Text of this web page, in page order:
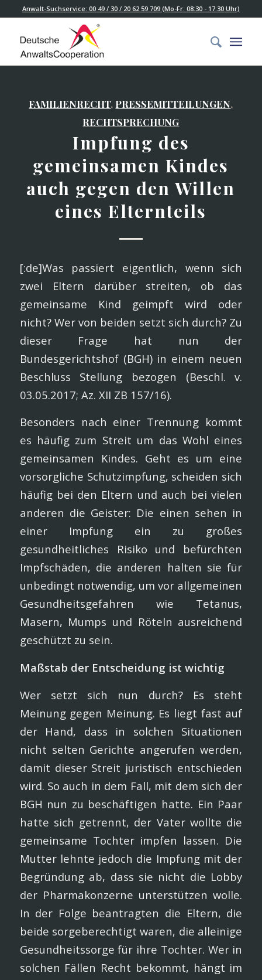
Anwalt-Suchservice: 00 49 / 30 / 20 62 59 709 (Mo-Fr: 08:30 - 17:30 Uhr)
FAMILIENRECHT, PRESSEMITTEILUNGEN,
RECHTSPRECHUNG
Impfung des
gemeinsamen Kindes
auch gegen den Willen
eines Elternteils
[:de]Was passiert eigentlich, wenn sich
zwei Eltern darüber streiten, ob das
gemeinsame Kind geimpft wird oder
nicht? Wer von beiden setzt sich durch? Zu
dieser Frage hat nun der
Bundesgerichtshof (BGH) in einem neuen
Beschluss Stellung bezogen (Beschl. v.
03.05.2017; Az. XII ZB 157/16).
Besonders nach einer Trennung kommt
es häufig zum Streit um das Wohl eines
gemeinsamen Kindes. Geht es um eine
vorsorgliche Schutzimpfung, scheiden sich
häufig bei den Eltern und auch bei vielen
anderen die Geister: Die einen sehen in
einer Impfung ein zu großes
gesundheitliches Risiko und befürchten
Impfschäden, die anderen halten sie für
unbedingt notwendig, um vor allgemeinen
Gesundheitsgefahren wie Tetanus,
Masern, Mumps und Röteln ausreichend
geschützt zu sein.
Maßstab der Entscheidung ist wichtig
Wer setzt sich nun durch? Es steht
Meinung gegen Meinung. Es liegt fast auf
der Hand, dass in solchen Situationen
nicht selten Gerichte angerufen werden,
damit dieser Streit juristisch entschieden
wird. So auch in dem Fall, mit dem sich der
BGH nun zu beschäftigen hatte. Ein Paar
hatte sich getrennt, der Vater wollte die
gemeinsame Tochter impfen lassen. Die
Mutter lehnte jedoch die Impfung mit der
Begründung ab, dass sie nicht die Lobby
der Pharmakonzerne unterstützen wolle.
In der Folge beantragten die Eltern, die
beide sorgeberechtigt waren, die alleinige
Gesundheitssorge für ihre Tochter. Wer in
solchen Fällen Recht bekommt, hängt im